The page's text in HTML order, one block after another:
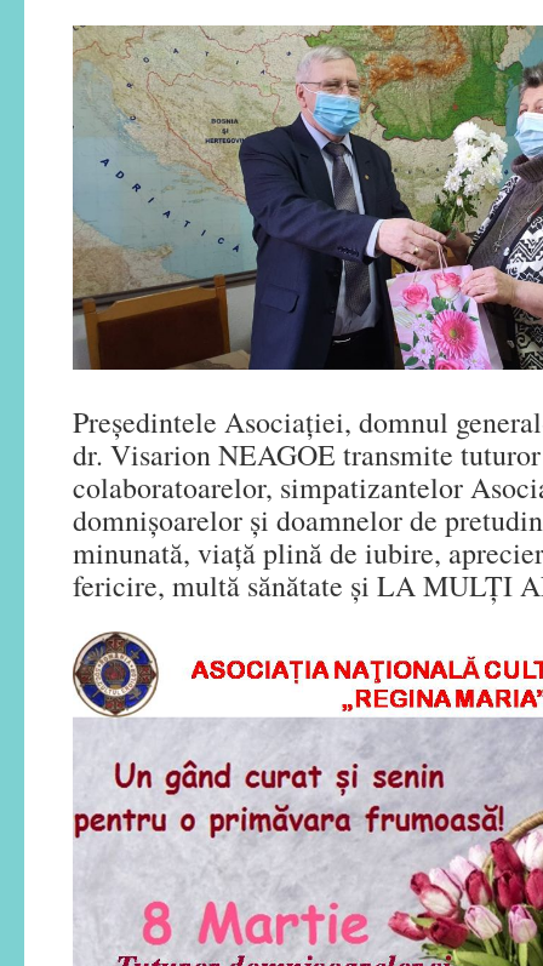
Președintele Asociației, domnul
dr. Visarion NEAGOE transmite
colaboratoarelor, simpatizantelor
domnișoarelor și doamnelor de
minunată, viață plină de iubire,
fericire, multă sănătate și LA MULȚI